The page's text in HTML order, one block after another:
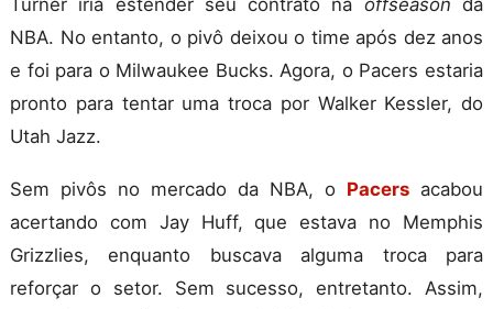
Turner iria estender seu contrato na offseason da
NBA. No entanto, o pivô deixou o time após dez anos
e foi para o Milwaukee Bucks. Agora, o Pacers estaria
pronto para tentar uma troca por Walker Kessler, do
Utah Jazz.
Sem pivôs no mercado da NBA, o Pacers acabou
acertando com Jay Huff, que estava no Memphis
Grizzlies, enquanto buscava alguma troca para
reforçar o setor. Sem sucesso, entretanto. Assim,